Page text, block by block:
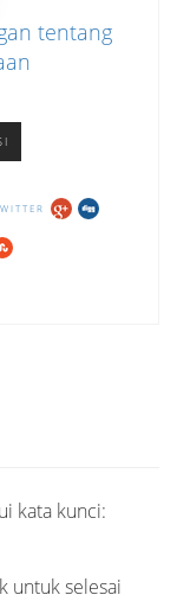
tentang
kata kunci:
untuk selesai